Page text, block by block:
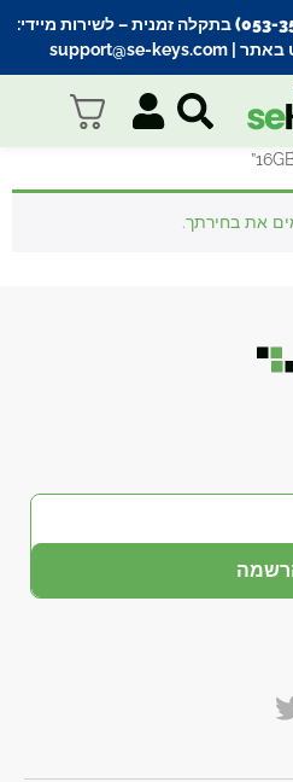
– לשירות מיידי:
באתר | support@se-keys.com
את בחירתך.